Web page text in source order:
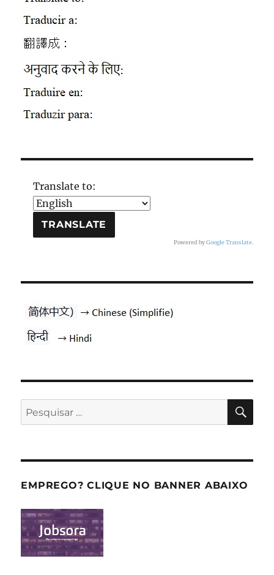
Translate to:
Powered byGoogle Translate.
Pesquisar
por:
EMPREGO? CLIQUE NO BANNER ABAIXO